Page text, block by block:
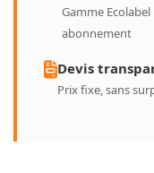
Gamme
abonnement
Devis
Prix fixe, sans